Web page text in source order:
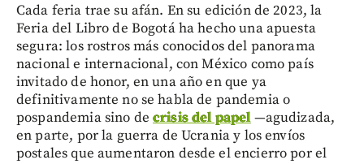
Cada feria trae su afán. En su edición de 2023, la
Feria del Libro de Bogotá ha hecho una apuesta
segura: los rostros más conocidos del panorama
nacional e internacional, con México como país
invitado de honor, en una año en que ya
definitivamente no se habla de pandemia o
pospandemia sino de crisis del papel—agudizada,
en parte, por la guerra de Ucrania y los envíos
postales que aumentaron desde el encierro por el